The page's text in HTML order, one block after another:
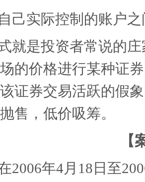
己实际控制的账户
就是投资者常说的
的价格进行某种证
证券交易活跃的假
售，低价吸筹。
【
2006年4 月 18 日至